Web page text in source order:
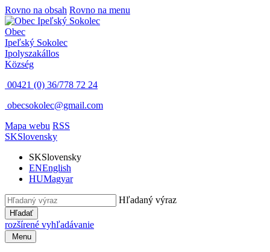
Rovno na obsah Rovno na menu
Obec
Ipeľský Sokolec
Ipolyszakállos
Község
00421 (0) 36/778 72 24
obecsokolec@gmail.com
Mapa webu RSS
SKSlovensky
SKSlovensky
ENEnglish
HUMagyar
Hľadaný výraz
Hľadať
rozšírené vyhľadávanie
Menu